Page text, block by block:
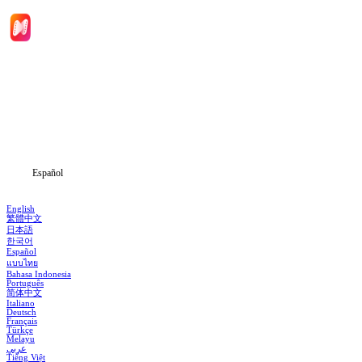
Español
English
繁體中文
日本語
한국어
Español
แบบไทย
Bahasa Indonesia
Português
简体中文
Italiano
Deutsch
Français
Türkçe
Melayu
عربي
Tiếng Việt